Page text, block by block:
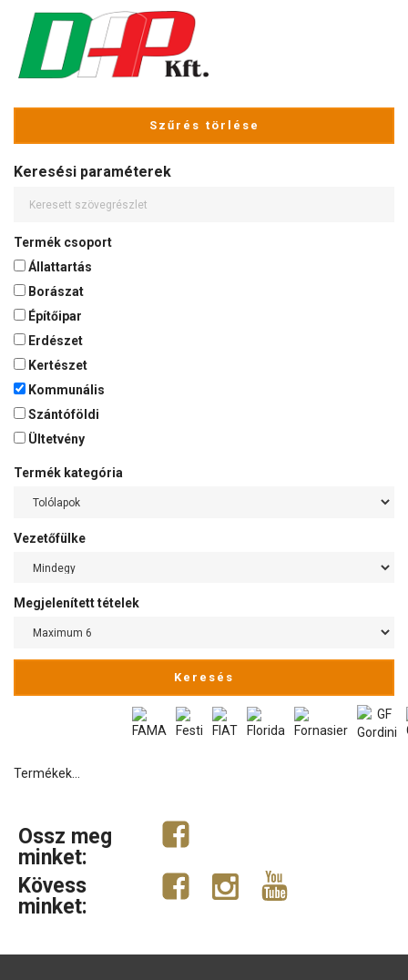
Szűrés törlése
Keresési paraméterek
Termék csoport
Állattartás
Borászat
Építőipar
Erdészet
Kertészet
Kommunális
Szántóföldi
Ültetvény
Termék kategória
Vezetőfülke
Megjelenített tételek
Keresés
Termékek...
Ossz meg
minket:
Kövess
minket: